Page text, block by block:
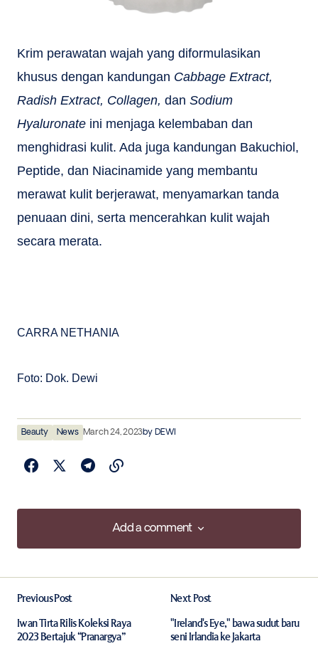
Krim perawatan wajah yang diformulasikan
khusus dengan kandungan Cabbage Extract,
Radish Extract, Collagen, dan Sodium
Hyaluronate ini menjaga kelembaban dan
menghidrasi kulit. Ada juga kandungan Bakuchiol,
Peptide, dan Niacinamide yang membantu
merawat kulit berjerawat, menyamarkan tanda
penuaan dini, serta mencerahkan kulit wajah
secara merata.
CARRA NETHANIA
Foto: Dok. Dewi
Beauty News March 24, 2023by DEWI
Add a comment
Add a comment
Required fields are marked*
Previous Post
Iwan Tirta Rilis Koleksi Raya
2023 Bertajuk “Pranargya”
Next Post
"Ireland's Eye," bawa sudut baru
seni Irlandia ke Jakarta